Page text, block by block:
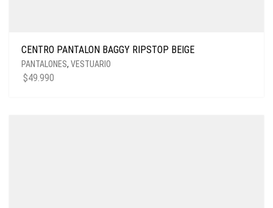
CENTRO PANTALON BAGGY RIPSTOP BEIGE
PANTALONES, VESTUARIO
$49.990